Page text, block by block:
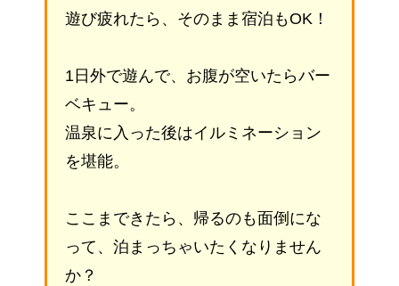
遊び疲れたら、そのまま宿泊もOK！
1日外で遊んで、お腹が空いたらバー
ベキュー。
温泉に入った後はイルミネーション
を堪能。
ここまできたら、帰るのも面倒にな
って、泊まっちゃいたくなりません
か？